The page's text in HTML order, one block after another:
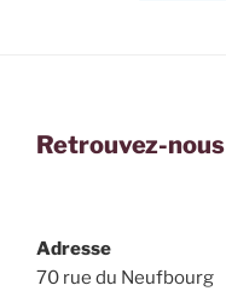
Retrouvez-nous
Adresse
70 rue du Neufbourg